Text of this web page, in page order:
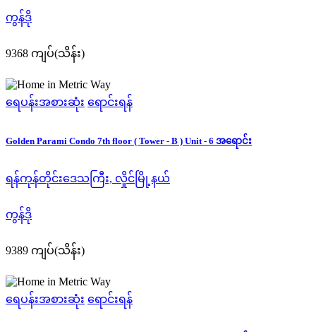
ကွန်ဒို
9368 ကျပ်(သိန်း)
ရေပန်းအစားဆုံး ရောင်းရန်
Golden Parami Condo 7th floor ( Tower - B ) Unit - 6 အရောင်း
ရန်ကုန်တိုင်းဒေသကြီး, လှိုင်မြို့နယ်
ကွန်ဒို
9389 ကျပ်(သိန်း)
ရေပန်းအစားဆုံး ရောင်းရန်